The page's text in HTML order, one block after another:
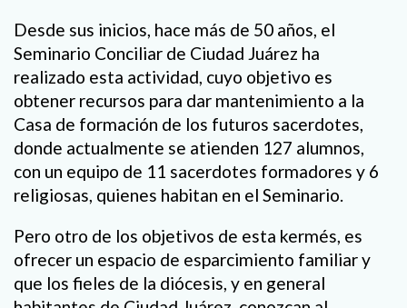
Desde sus inicios, hace más de 50 años, el
Seminario Conciliar de Ciudad Juárez ha
realizado esta actividad, cuyo objetivo es
obtener recursos para dar mantenimiento a la
Casa de formación de los futuros sacerdotes,
donde actualmente se atienden 127 alumnos,
con un equipo de 11 sacerdotes formadores y 6
religiosas, quienes habitan en el Seminario.
Pero otro de los objetivos de esta kermés, es
ofrecer un espacio de esparcimiento familiar y
que los fieles de la diócesis, y en general